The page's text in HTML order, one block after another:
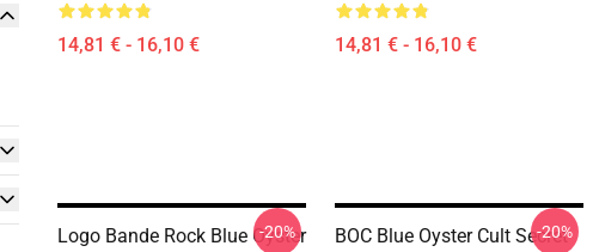
14,81 € - 16,10 € 14,81 € - 16,10 €
Logo Bande Rock Blue Oyster
-20%
BOC Blue Oyster Cult Secret
-20%